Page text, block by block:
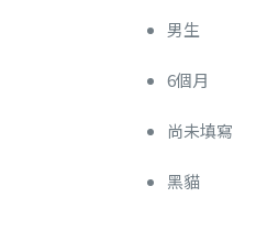
男生
6個月
尚未填寫
黑貓